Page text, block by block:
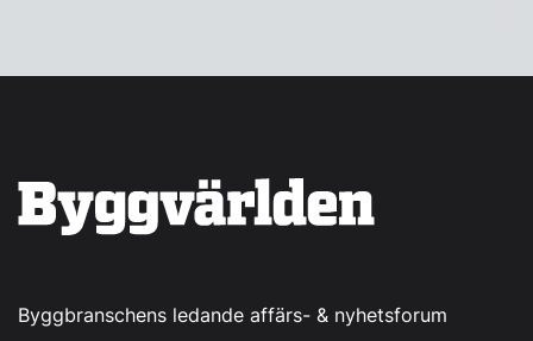
Byggbranschens ledande affärs- & nyhetsforum